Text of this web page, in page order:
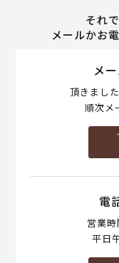
それ
メールかお
メ
頂きまし
順次メ
電
営業
平日